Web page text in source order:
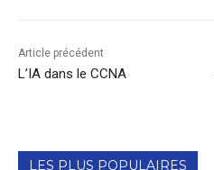
Article précédent
L’IA dans le CCNA
LES PLUS POPULAIRES